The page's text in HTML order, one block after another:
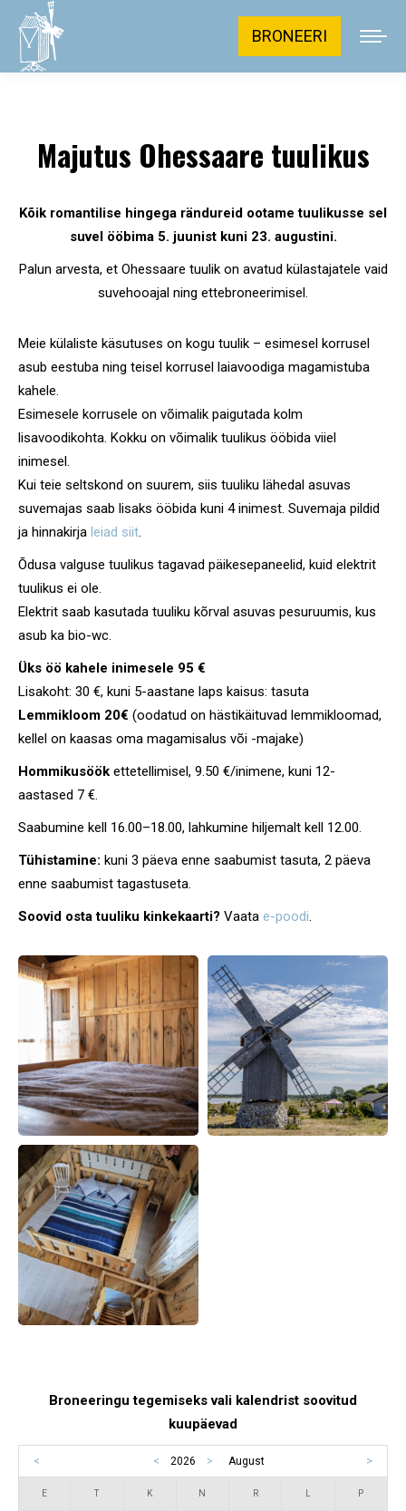
BRONEERI
Majutus Ohessaare tuulikus
Kõik romantilise hingega rändureid ootame tuulikusse sel
suvel ööbima 5. juunist kuni 23. augustini.
Palun arvesta, et Ohessaare tuulik on avatud külastajatele vaid
suvehooajal ning ettebroneerimisel.
Meie külaliste käsutuses on kogu tuulik – esimesel korrusel
asub eestuba ning teisel korrusel laiavoodiga magamistuba
kahele.
Esimesele korrusele on võimalik paigutada kolm
lisavoodikohta. Kokku on võimalik tuulikus ööbida viiel
inimesel.
Kui teie seltskond on suurem, siis tuuliku lähedal asuvas
suvemajas saab lisaks ööbida kuni 4 inimest. Suvemaja pildid
ja hinnakirja leiad siit.
Õdusa valguse tuulikus tagavad päikesepaneelid, kuid elektrit
tuulikus ei ole.
Elektrit saab kasutada tuuliku kõrval asuvas pesuruumis, kus
asub ka bio-wc.
Üks öö kahele inimesele 95 €
Lisakoht: 30 €, kuni 5-aastane laps kaisus: tasuta
Lemmikloom 20€ (oodatud on hästikäituvad lemmikloomad,
kellel on kaasas oma magamisalus või -majake)
Hommikusöök ettetellimisel, 9.50 €/inimene, kuni 12-
aastased 7 €.
Saabumine kell 16.00–18.00, lahkumine hiljemalt kell 12.00.
Tühistamine: kuni 3 päeva enne saabumist tasuta, 2 päeva
enne saabumist tagastuseta.
Soovid osta tuuliku kinkekaarti? Vaata e-poodi.
Broneeringu tegemiseks vali kalendrist soovitud
kuupäevad
< < 2026 > August >
E T K N R P